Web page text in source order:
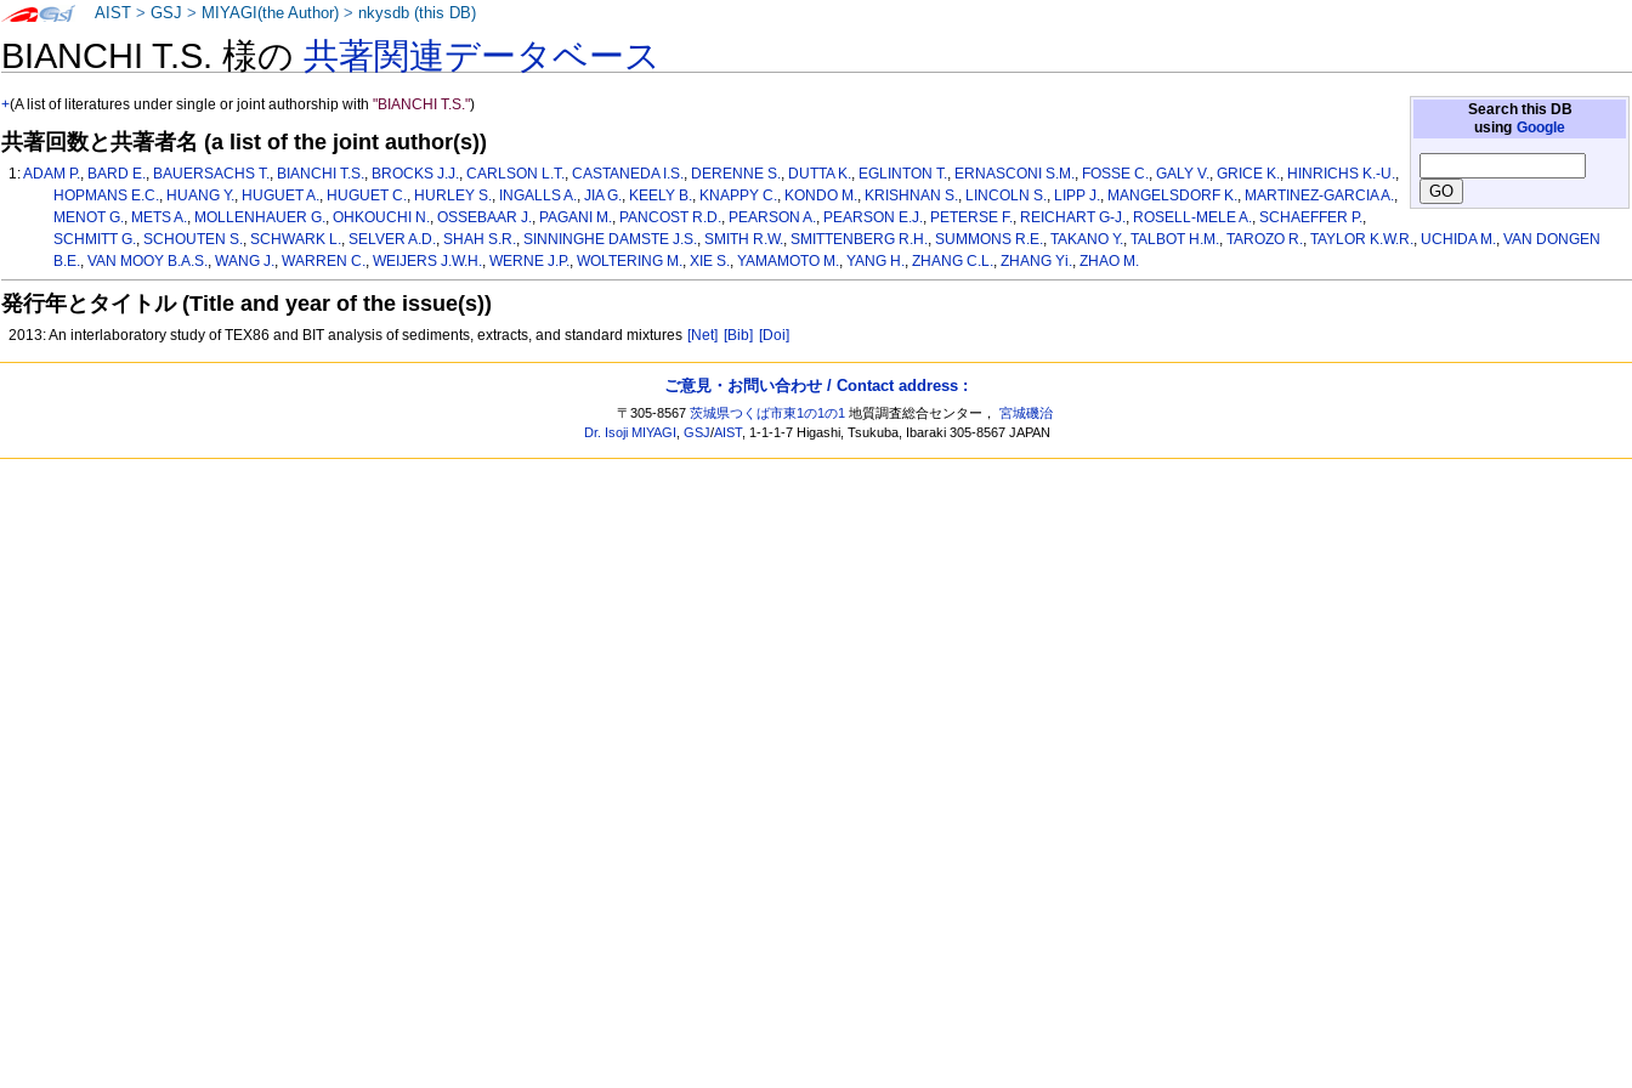
BIANCHI T.S. 様の共著関連データベース
Search this DB
using Google
+(A list of literatures under single or joint authorship with"BIANCHI T.S.")
共著回数と共著者名 (a list of the joint author(s))
1:ADAM P., BARD E., BAUERSACHS T., BIANCHI T.S., BROCKS J.J.,CARLSON L.T.,CASTANEDA I.S., DERENNE S., DUTTA K., EGLINTON T., ERNASCONI S.M., FOSSE C.,GALY V.,GRICE K., HINRICHS K.-U.,
HOPMANS E.C., HUANG Y., HUGUET A., HUGUET C., HURLEY S., INGALLS A., JIA G., KEELY B., KNAPPY C., KONDO M., KRISHNAN S., LINCOLN S., LIPP J., MANGELSDORF K., MARTINEZ-GARCIA A.,
MENOT G., METS A., MOLLENHAUER G., OHKOUCHI N., OSSEBAAR J., PAGANI M., PANCOST R.D., PEARSON A., PEARSON E.J., PETERSE F., REICHART G-J., ROSELL-MELE A., SCHAEFFER P.,
SCHMITT G., SCHOUTEN S., SCHWARK L., SELVER A.D., SHAH S.R., SINNINGHE DAMSTE J.S., SMITH R.W., SMITTENBERG R.H., SUMMONS R.E., TAKANO Y., TALBOT H.M., TAROZO R., TAYLOR K.W.R., UCHIDA M., VAN DONGEN
B.E., VAN MOOY B.A.S., WANG J., WARREN C., WEIJERS J.W.H., WERNE J.P., WOLTERING M., XIE S., YAMAMOTO M., YANG H., ZHANG C.L., ZHANG Yi., ZHAO M.
発行年とタイトル (Title and year of the issue(s))
2013: An interlaboratory study of TEX86 and BIT analysis of sediments, extracts, and standard mixtures [Net] [Bib] [Doi]
AIST >GSJ > MIYAGI(the Author) >nkysdb (this DB)
ご意見・お問い合わせ / Contact address :
〒305-8567茨城県つくば市東1の1の1 地質調査総合センター，宮城磯治
Dr. Isoji MIYAGI ,GSJ/AIST, 1-1-1-7 Higashi, Tsukuba, Ibaraki 305-8567 JAPAN